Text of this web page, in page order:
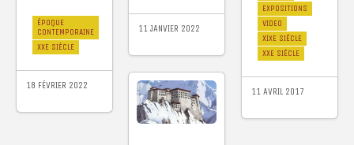
ÉPOQUE
CONTEMPORAINE
XXE SIÈCLE
18 FÉVRIER 2022
11 JANVIER 2022
EXPOSITIONS
VIDEO
XIXE SIÈCLE
XXE SIÈCLE
11 AVRIL 2017